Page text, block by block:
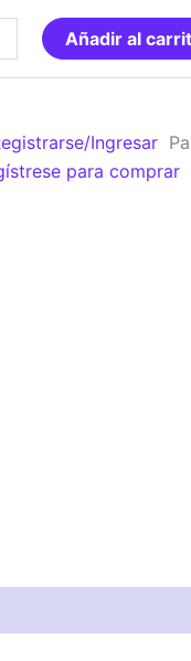
Añadir al
Ingresar
para comprar